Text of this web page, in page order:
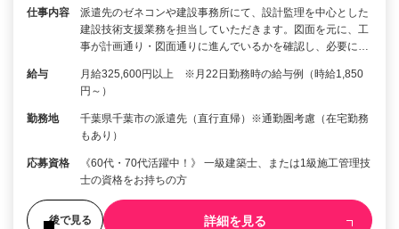
仕事内容
派遣先のゼネコンや建設事務所にて、設計監理を中心とした
建設技術支援業務を担当していただきます。図面を元に、工
事が計画通り・図面通りに進んでいるかを確認し、必要に…
給与
月給325,600円以上 ※月22日勤務時の給与例（時給1,850
円～）
勤務地
千葉県千葉市の派遣先（直行直帰）※通勤圏考慮（在宅勤務
もあり）
応募資格
《60代・70代活躍中！》 一級建築士、または1級施工管理技
士の資格をお持ちの方
後で見る 詳細を見る